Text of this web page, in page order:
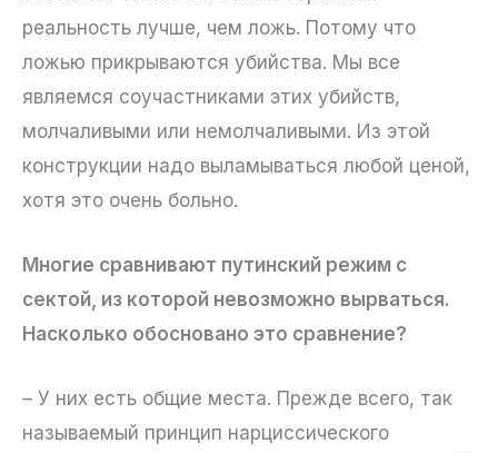
реальность лучше, чем ложь. Потому что
ложью прикрываются убийства. Мы все
являемся соучастниками этих убийств,
молчаливыми или немолчаливыми. Из этой
конструкции надо выламываться любой ценой,
хотя это очень больно.
Многие сравнивают путинский режим с
сектой, из которой невозможно вырваться.
Насколько обосновано это сравнение?
– У них есть общие места. Прежде всего, так
называемый принцип нарциссического